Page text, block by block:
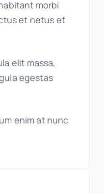
morbi
et netus et
elit massa,
egestas
enim at nunc